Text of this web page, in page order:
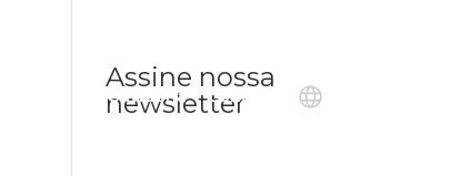
Ouvidoria Contato
Assine nossa
newsletter